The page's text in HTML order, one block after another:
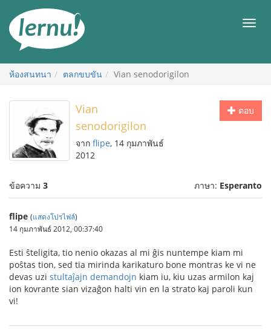
สารบัญ
เมนู
ห้องสนทนา ตลกขบขัน Vian senodorigilon
ตอบ
Vian
senodorigilon
จาก flipe, 14 กุมภาพันธ์
2012
ข้อความ 3 ภาษา: Esperanto
flipe (แสดงโปรไฟล์)
14 กุมภาพันธ์ 2012, 00:37:40
Esti ŝteligita, tio nenio okazas al mi ĝis nuntempe kiam mi
poŝtas tion, sed tia mirinda karikaturo bone montras ke vi ne
devas uzi stultaĵajn demandojn kiam iu, kiu uzas armilon kaj
ion kovrante sian vizaĝon halti vin en la strato kaj paroli kun
vi!